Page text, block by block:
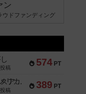
ン
ウドファンディング
574 PT
稿
389 PT
リワイルド：サウスアメリカ
稿